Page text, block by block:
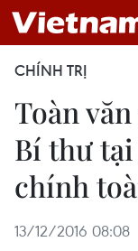
CHÍNH TRỊ
Toàn
Bí thư
chính
13/12/2016 08:08